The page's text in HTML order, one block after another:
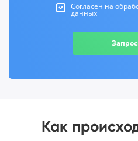
Согласен на
данных
Как